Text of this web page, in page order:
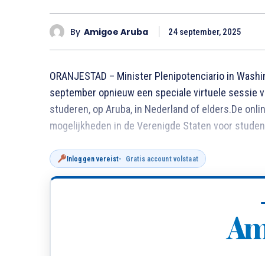
By Amigoe Aruba 24 september, 2025
ORANJESTAD – Minister Plenipotenciario in
september opnieuw een speciale virtuele sessie
studeren, op Aruba, in Nederland of elders.De
mogelijkheden in de Verenigde Staten voor
Inloggen vereist Gratis account volstaat